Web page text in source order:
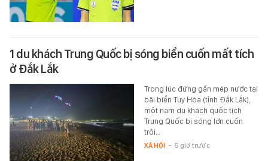
1 du khách Trung Quốc bị sóng biển cuốn mất tích
ở Đắk Lắk
Trong lúc đứng gần mép nước tại
bãi biển Tuy Hòa (tỉnh Đắk Lắk),
một nam du khách quốc tịch
Trung Quốc bị sóng lớn cuốn
trôi…
XÃ HỘI - 5 giờ trước